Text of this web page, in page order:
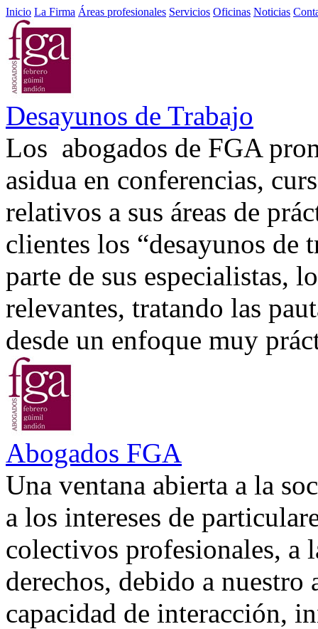
Inicio La Firma Áreas profesionales Servicios Oficinas Noticias
Desayunos de Trabajo
Los abogados de FGA
asidua en conferencias,
relativos a sus áreas de
clientes los “desayunos de
parte de sus especialistas,
relevantes, tratando las
desde un enfoque muy
Abogados FGA
Una ventana abierta a la
a los intereses de
colectivos profesionales, a
derechos, debido a
capacidad de interacción,